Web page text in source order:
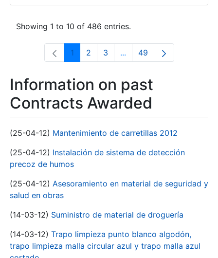
Showing 1 to 10 of 486 entries.
Page
1 Page
2 Page
3 ...Intermediate Pages Use
Page
49
Information on past
Contracts Awarded
(25-04-12) Mantenimiento de carretillas 2012
(25-04-12) Instalación de sistema de detección
precoz de humos
(25-04-12) Asesoramiento en material de seguridad y
salud en obras
(14-03-12) Suministro de material de droguería
(14-03-12) Trapo limpieza punto blanco algodón,
trapo limpieza malla circular azul y trapo malla azul